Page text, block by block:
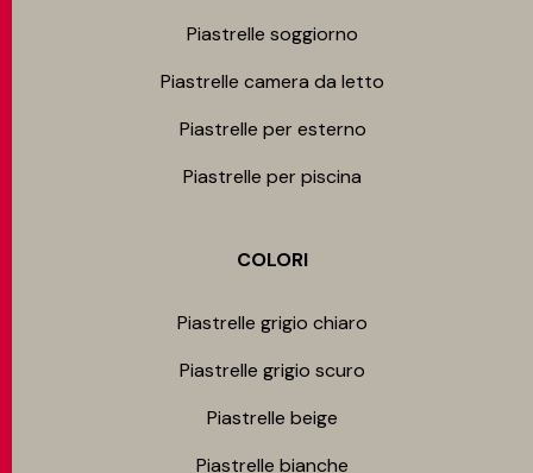
Piastrelle soggiorno
Piastrelle camera da letto
Piastrelle per esterno
Piastrelle per piscina
COLORI
Piastrelle grigio chiaro
Piastrelle grigio scuro
Piastrelle beige
Piastrelle bianche